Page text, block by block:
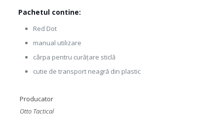
Pachetul contine:
Red Dot
manual utilizare
cârpa pentru curățare sticlă
cutie de transport neagră din plastic
Producator
Otto Tactical